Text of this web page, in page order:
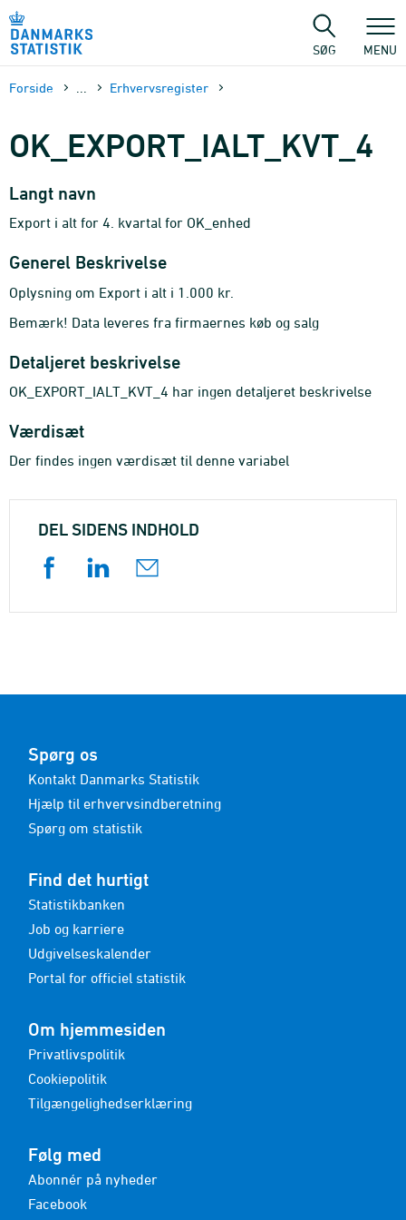
sidens
SØG MENU
Forside Erhvervsregister
OK_EXPORT_IALT_KVT_4
Langt navn
Export i alt for 4. kvartal for OK_enhed
Generel Beskrivelse
Oplysning om Export i alt i 1.000 kr.
Bemærk! Data leveres fra firmaernes køb og salg
Detaljeret beskrivelse
OK_EXPORT_IALT_KVT_4 har ingen detaljeret beskrivelse
Værdisæt
Der findes ingen værdisæt til denne variabel
DEL SIDENS INDHOLD
Spørg os
Kontakt Danmarks Statistik
Hjælp til erhvervsindberetning
Spørg om statistik
Find det hurtigt
Statistikbanken
Job og karriere
Udgivelseskalender
Portal for officiel statistik
Om hjemmesiden
Privatlivspolitik
Cookiepolitik
Tilgængelighedserklæring
Følg med
Abonnér på nyheder
Facebook